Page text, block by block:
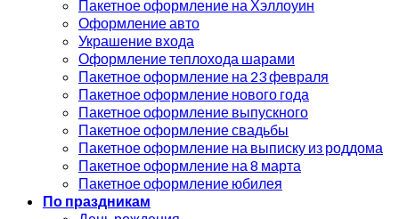
Пакетное оформление на Хэллоуин
Оформление авто
Украшение входа
Оформление теплохода шарами
Пакетное оформление на 23 февраля
Пакетное оформление нового года
Пакетное оформление выпускного
Пакетное оформление свадьбы
Пакетное оформление на выписку из роддома
Пакетное оформление на 8 марта
Пакетное оформление юбилея
По праздникам